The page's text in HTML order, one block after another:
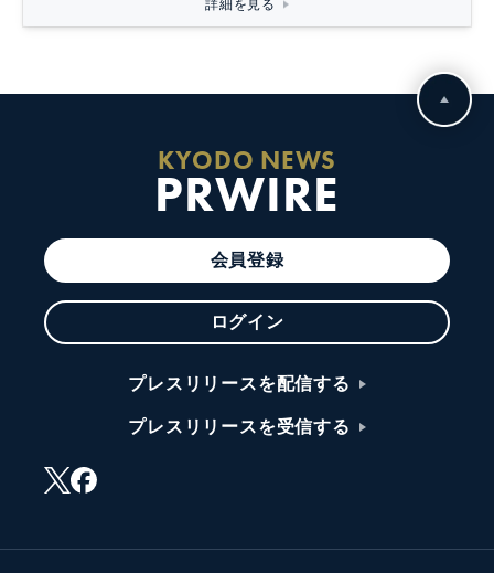
詳細を見る
KYODO NEWS
PRWIRE
会員登録
ログイン
プレスリリースを配信する
プレスリリースを受信する